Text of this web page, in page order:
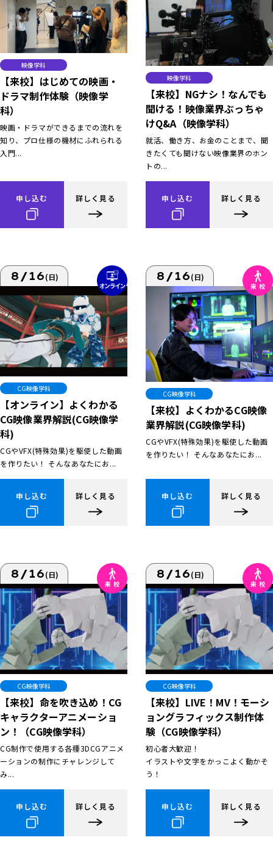
映像学科
【来校】はじめての映画・
ドラマ制作体験（映像学
科）
映画・ドラマができるまでの流れを
知り、プロ仕様の機材にふれられる
入門...
申し込む 詳しく見る
映像学科
【来校】NGナシ！なんでも
聞ける！映像業界ぶっちゃ
けQ&A（映像学科）
就活、働き方、お金のことまで、聞
きたくても聞けない映像業界のホン
トの...
申し込む 詳しく見る
8/16(日)
CG映像学科
【オンライン】よくわかる
CG映像業界解説(CG映像学
科)
CGやVFX(特殊効果)を駆使した動画
を作りたい！ そんなあなたにお...
申し込む 詳しく見る
8/16(日)
CG映像学科
【来校】よくわかるCG映像
業界解説(CG映像学科)
CGやVFX(特殊効果)を駆使した動画
を作りたい！ そんなあなたにお...
申し込む 詳しく見る
8/16(日)
CG映像学科
【来校】命を吹き込め！CG
キャラクターアニメーショ
ン！（CG映像学科）
CG制作で使用する各種3DCGアニメ
ーションの制作にチャレンジして
み...
申し込む 詳しく見る
8/16(日)
CG映像学科
【来校】LIVE！MV！モーシ
ョングラフィックス制作体
験（CG映像学科）
初心者大歓迎！
イラストや文字をかっこよく動かそ
う！
申し込む 詳しく見る